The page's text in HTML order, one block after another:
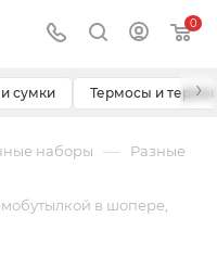
0
сумки Термосы и ›
наборы — Разные
в шопере,